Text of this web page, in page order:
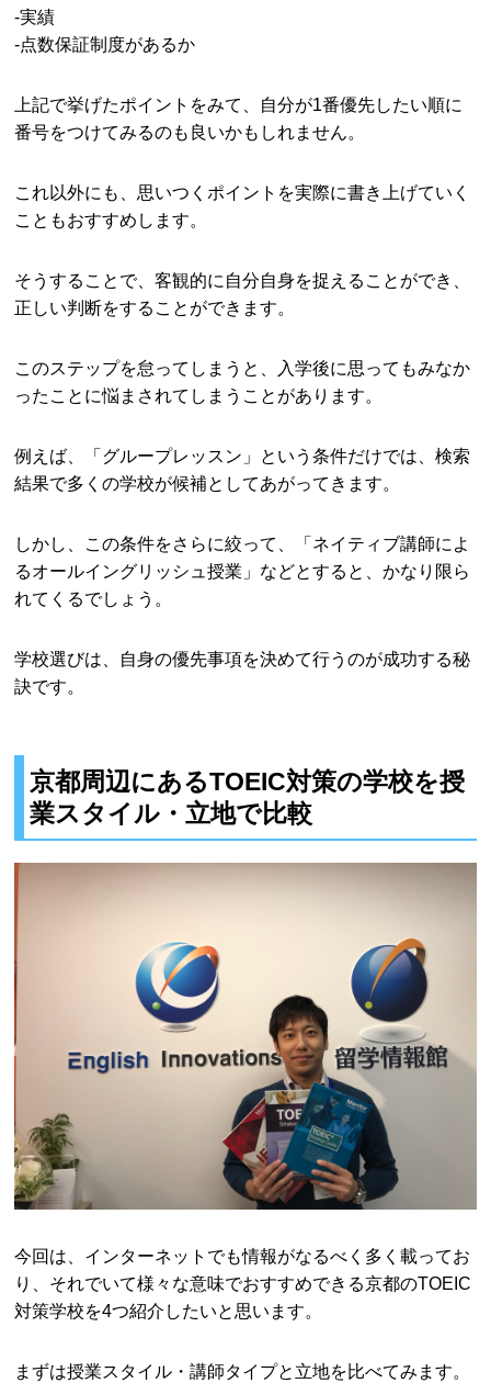
-実績
-点数保証制度があるか
上記で挙げたポイントをみて、自分が1番優先したい順に
番号をつけてみるのも良いかもしれません。
これ以外にも、思いつくポイントを実際に書き上げていく
こともおすすめします。
そうすることで、客観的に自分自身を捉えることができ、
正しい判断をすることができます。
このステップを怠ってしまうと、入学後に思ってもみなか
ったことに悩まされてしまうことがあります。
例えば、「グループレッスン」という条件だけでは、検索
結果で多くの学校が候補としてあがってきます。
しかし、この条件をさらに絞って、「ネイティブ講師によ
るオールイングリッシュ授業」などとすると、かなり限ら
れてくるでしょう。
学校選びは、自身の優先事項を決めて行うのが成功する秘
訣です。
京都周辺にあるTOEIC対策の学校を授
業スタイル・立地で比較
今回は、インターネットでも情報がなるべく多く載ってお
り、それでいて様々な意味でおすすめできる京都のTOEIC
対策学校を4つ紹介したいと思います。
まずは授業スタイル・講師タイプと立地を比べてみます。